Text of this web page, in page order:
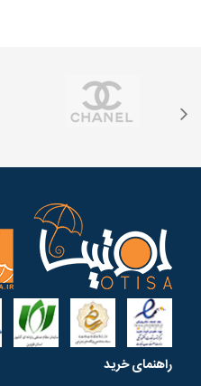
راهنمای خرید